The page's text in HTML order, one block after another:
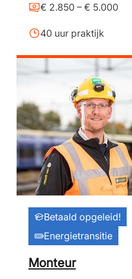
€ 2.850 – € 5.000
40 uur praktijk
Betaald opgeleid!
Energietransitie
Monteur